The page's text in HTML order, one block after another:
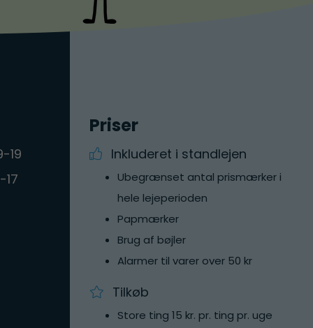
19
Priser
Inkluderet i standlejen
Ubegrænset antal prismærker i
hele lejeperioden
Papmærker
Brug af bøjler
Alarmer til varer over 50 kr
Tilkøb
Store ting 15 kr. pr. ting pr. uge